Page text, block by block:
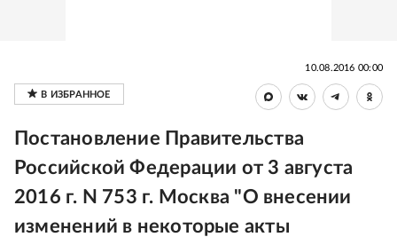
10.08.2016 00:00
Постановление Правительства
Российской Федерации от 3 августа
2016 г. N 753 г. Москва "О внесении
изменений в некоторые акты